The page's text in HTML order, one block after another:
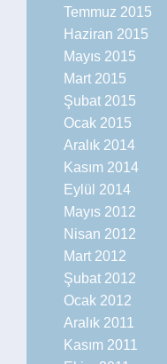
Temmuz 2015
Haziran 2015
Mayıs 2015
Mart 2015
Şubat 2015
Ocak 2015
Aralık 2014
Kasım 2014
Eylül 2014
Mayıs 2012
Nisan 2012
Mart 2012
Şubat 2012
Ocak 2012
Aralık 2011
Kasım 2011